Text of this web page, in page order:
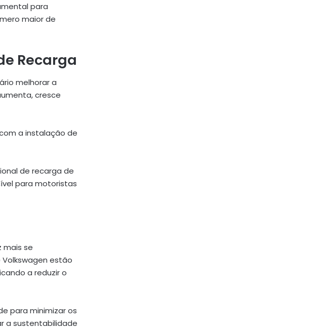
para
maior de
Recarga
melhorar a
cresce
a instalação de
de recarga de
para motoristas
mais se
estão
a reduzir o
para minimizar os
a sustentabilidade